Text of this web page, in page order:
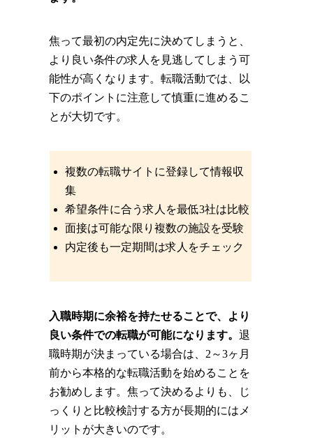
焦って最初の内定先に決めてしまうと、
より良い条件の求人を見逃してしまう可
能性が高くなります。転職活動では、以
下のポイントに注意して慎重に進めるこ
とが大切です。
複数の転職サイトに登録して情報収
集
希望条件に合う求人を最低3社は比較
面接は可能な限り複数の施設を受験
内定後も一定期間は求人をチェック
入職時期に余裕を持たせることで、より
良い条件での転職が可能になります。退
職時期が決まっている場合は、2～3ヶ月
前から本格的な転職活動を始めることを
お勧めします。焦って決めるよりも、じ
っくりと比較検討する方が長期的にはメ
リットが大きいのです。